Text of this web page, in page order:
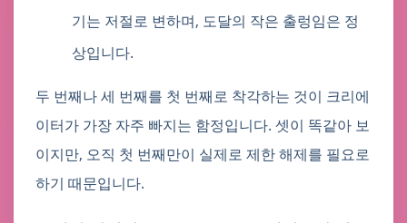
기는 저절로 변하며, 도달의 작은 출렁임은 정
상입니다.
두 번째나 세 번째를 첫 번째로 착각하는 것이 크리에
이터가 가장 자주 빠지는 함정입니다. 셋이 똑같아 보
이지만, 오직 첫 번째만이 실제로 제한 해제를 필요로
하기 때문입니다.